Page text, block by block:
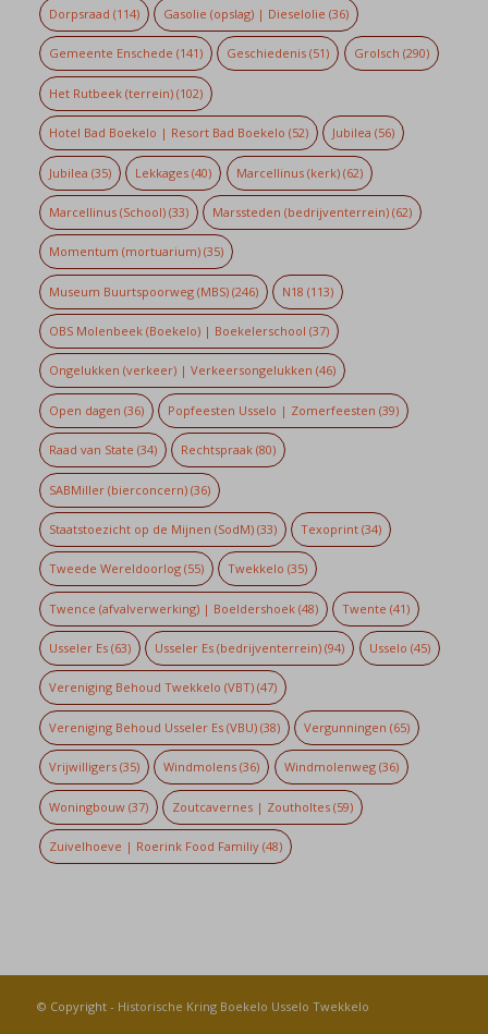
Dorpsraad (114) Gasolie (opslag) | Dieselolie (36)
Gemeente Enschede (141) Geschiedenis (51) Grolsch (290)
Het Rutbeek (terrein)(102)
Hotel Bad Boekelo | Resort Bad Boekelo (52) Jubilea (56)
Jubilea (35) Lekkages (40) Marcellinus (kerk)(62)
Marcellinus (School)(33) Marssteden (bedrijventerrein) (62)
Momentum (mortuarium)(35)
Museum Buurtspoorweg (MBS)(246) N18 (113)
OBS Molenbeek (Boekelo) | Boekelerschool (37)
Ongelukken (verkeer) | Verkeersongelukken (46)
Open dagen (36) Popfeesten Usselo | Zomerfeesten (39)
Raad van State (34) Rechtspraak (80)
SABMiller (bierconcern)(36)
Staatstoezicht op de Mijnen (SodM)(33) Texoprint (34)
Tweede Wereldoorlog(55) Twekkelo (35)
Twence (afvalverwerking) | Boeldershoek(48) Twente (41)
Usseler Es(63) Usseler Es (bedrijventerrein) (94) Usselo (45)
Vereniging Behoud Twekkelo (VBT)(47)
Vereniging Behoud Usseler Es (VBU)(38) Vergunningen (65)
Vrijwilligers(35) Windmolens (36) Windmolenweg(36)
Woningbouw(37) Zoutcavernes | Zoutholtes (59)
Zuivelhoeve | Roerink Food Familiy(48)
© Copyright - Historische Kring Boekelo Usselo Twekkelo